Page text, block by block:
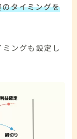
タイミングを
ングも設定し